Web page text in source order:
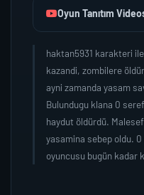
Oyun Tanıtım
haktan5931 karakteri
kazandi, zombilere
ayni zamanda yasam
Bulundugu klana 0
haydut öldürdü.
yasamina sebep oldu.
oyuncusu bugün kadar